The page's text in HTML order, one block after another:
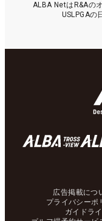
ALBA NetはR&Aの
USLPGAの
広告掲載につ
プライバシーポ
ガイドラ